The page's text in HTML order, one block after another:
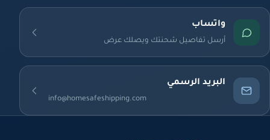
واتساب
أرسل تفاصيل شحنتك ويصلك عرض
البريد الرسمي
info@homesafeshipping.com